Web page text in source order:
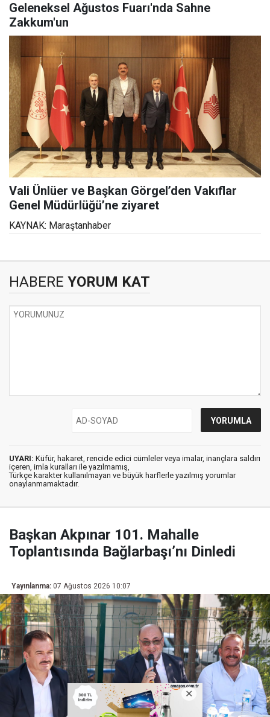
Geleneksel Ağustos Fuarı'nda Sahne
Zakkum'un
Vali Ünlüer ve Başkan Görgel’den Vakıflar
Genel Müdürlüğü’ne ziyaret
KAYNAK: Maraştanhaber
HABERE YORUM KAT
UYARI: Küfür, hakaret, rencide edici cümleler veya imalar, inançlara saldırı
içeren, imla kuralları ile yazılmamış,
Türkçe karakter kullanılmayan ve büyük harflerle yazılmış yorumlar
onaylanmamaktadır.
Başkan Akpınar 101. Mahalle
Toplantısında Bağlarbaşı’nı Dinledi
Yayınlanma: 07 Ağustos 2026 10:07